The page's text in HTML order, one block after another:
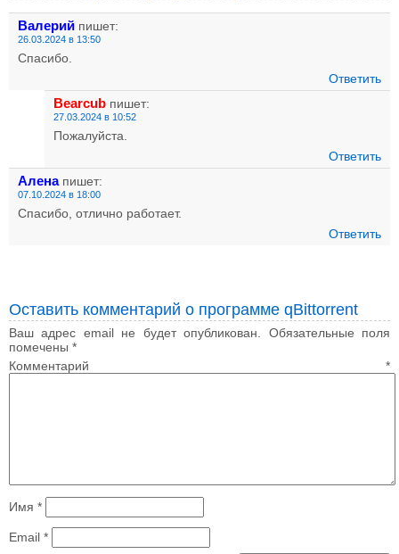
Валерий пишет:
26.03.2024 в 13:50
Спасибо.
Ответить
Bearcub пишет:
27.03.2024 в 10:52
Пожалуйста.
Ответить
Алена пишет:
07.10.2024 в 18:00
Спасибо, отлично работает.
Ответить
Оставить комментарий о программе qBittorrent
Ваш адрес email не будет опубликован.
Обязательные поля
помечены *
Комментарий *
Имя *
Email *